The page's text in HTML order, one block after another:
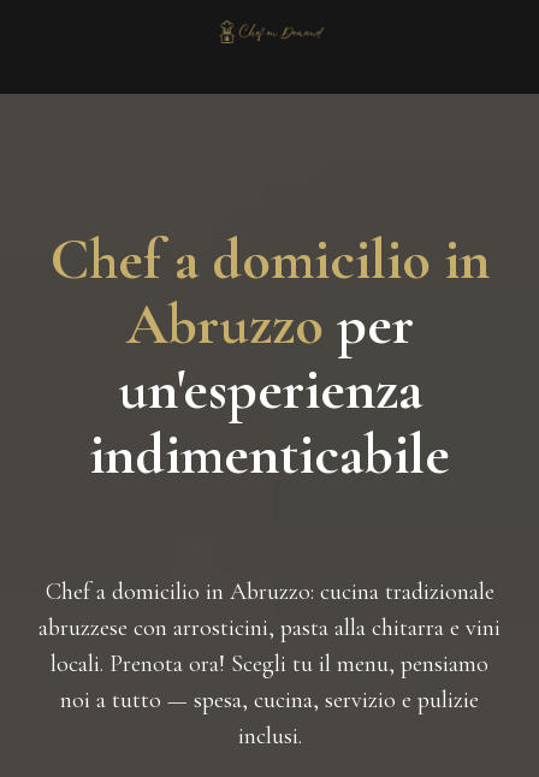
Chef a domicilio in
Abruzzo per
un'esperienza
indimenticabile
Chef a domicilio in Abruzzo: cucina tradizionale
abruzzese con arrosticini, pasta alla chitarra e vini
locali. Prenota ora! Scegli tu il menu, pensiamo
noi a tutto — spesa, cucina, servizio e pulizie
inclusi.